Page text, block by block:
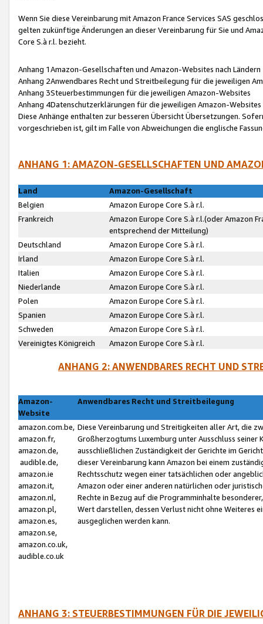
Wenn Sie diese Vereinbarung mit Amazon France Services SAS
gelten zukünftige Änderungen an dieser Vereinbarung für Sie und
Core S.à r.l. bezieht.
Anhang 1Amazon-Gesellschaften und Amazon-Websites nach Ländern
Anhang 2Anwendbares Recht und Streitbeilegung für die jeweiligen
Anhang 3Steuerbestimmungen für die jeweiligen Amazon-Websites
Anhang 4Datenschutzerklärungen für die jeweiligen Amazon-Websites
Diese Anhänge enthalten zur besseren Übersicht Übersetzungen.
vorgeschrieben ist, gilt im Falle von Abweichungen die englische
ANHANG 1: AMAZON-GESELLSCHAFTEN UND
Land
Amazon-Gesellschaft
Belgien
Amazon Europe Core S.à r.l.
Frankreich
Amazon Europe Core S.à r.l.(oder Amazon
entsprechend der Mitteilung)
Deutschland
Amazon Europe Core S.à r.l.
Irland
Amazon Europe Core S.à r.l.
Italien
Amazon Europe Core S.à r.l.
Niederlande
Amazon Europe Core S.à r.l.
Polen
Amazon Europe Core S.à r.l.
Spanien
Amazon Europe Core S.à r.l.
Schweden
Amazon Europe Core S.à r.l.
Vereinigtes Königreich
Amazon Europe Core S.à r.l.
ANHANG 2: ANWENDBARES RECHT UND
Amazon-
Website
Anwendbares Recht und Streitbeilegung
amazon.com.be,
amazon.fr,
amazon.de,
audible.de,
amazon.ie
amazon.it,
amazon.nl,
amazon.pl,
amazon.es,
amazon.se,
amazon.co.uk,
audible.co.uk
Diese Vereinbarung und Streitigkeiten aller Art, die
Großherzogtums Luxemburg unter Ausschluss
ausschließlichen Zuständigkeit der Gerichte im
dieser Vereinbarung kann Amazon bei einem
Rechtsschutz wegen einer tatsächlichen oder
Amazon oder einer anderen natürlichen oder
Rechte in Bezug auf die Programminhalte
Wert darstellen, dessen Verlust nicht ohne Weiteres
ausgeglichen werden kann.
ANHANG 3: STEUERBESTIMMUNGEN FÜR DIE